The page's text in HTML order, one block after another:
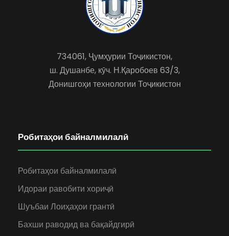
734061, Ҷумҳурии Тоҷикистон,
ш. Душанбе, кӯч. Н.Қаробоев 63/3,
Донишгоҳи технологии Тоҷикистон
Робитаҳои байналмилалӣ
Робитаҳои байналмилалӣ
Идораи равобити хориҷӣ
Шуъбаи Лоиҳаҳои грантӣ
Бахши раводид ва бақайдгирӣ